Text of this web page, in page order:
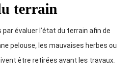
terrain
évaluer l’état du terrain afin de
pelouse, les mauvaises herbes ou
être retirées avant les travaux.